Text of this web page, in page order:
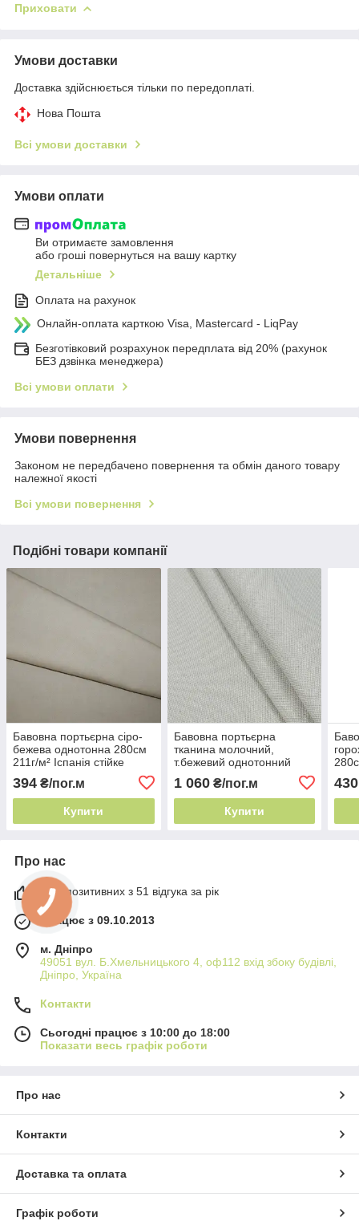
Приховати
Умови доставки
Доставка здійснюється тільки по передоплаті.
Нова Пошта
Всі умови доставки
Умови оплати
Ви отримаєте замовлення
або гроші повернуться на вашу картку
Детальніше
Оплата на рахунок
Онлайн-оплата карткою Visa, Mastercard - LiqPay
Безготівковий розрахунок передплата від 20% (рахунок
БЕЗ дзвінка менеджера)
Всі умови оплати
Умови повернення
Законом не передбачено повернення та обмін даного товару
належної якості
Всі умови повернення
Подібні товари компанії
Бавовна портьєрна сіро-
бежева однотонна 280см
211г/м² Іспанія стійке
394 ₴/пог.м
Купити
Бавовна портьєрна
тканина молочний,
т.бежевий однотонний
Іспанія стійке
забарвлення
1 060₴/пог.м
Купити
430
Про нас
98% позитивних з 51 відгука за рік
Працює з 09.10.2013
м. Дніпро
49051 вул. Б.Хмельницького 4, оф112 вхід збоку будівлі,
Дніпро, Україна
Контакти
Сьогодні працює з 10:00 до 18:00
Показати весь графік роботи
Про нас
Контакти
Доставка та оплата
Графік роботи